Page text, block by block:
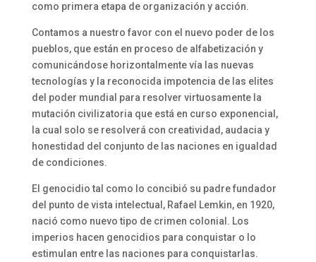
como primera etapa de organización y acción.
Contamos a nuestro favor con el nuevo poder de los
pueblos, que están en proceso de alfabetización y
comunicándose horizontalmente vía las nuevas
tecnologías y la reconocida impotencia de las elites
del poder mundial para resolver virtuosamente la
mutación civilizatoria que está en curso exponencial,
la cual solo se resolverá con creatividad, audacia y
honestidad del conjunto de las naciones en igualdad
de condiciones.
El genocidio tal como lo concibió su padre fundador
del punto de vista intelectual, Rafael Lemkin, en 1920,
nació como nuevo tipo de crimen colonial. Los
imperios hacen genocidios para conquistar o lo
estimulan entre las naciones para conquistarlas.